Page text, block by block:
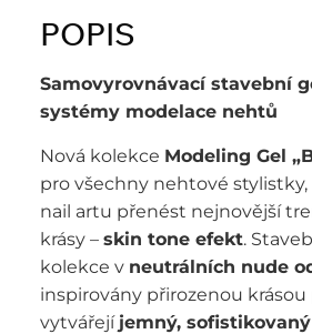
POPIS
Samovyrovnávací stavební
systémy modelace nehtů
Nová kolekce Modeling Gel
pro všechny nehtové
nail artu přenést nejnovější
krásy – skin tone efekt.
kolekce v neutrálních nude
inspirovány přirozenou krásou
vytvářejí jemný,